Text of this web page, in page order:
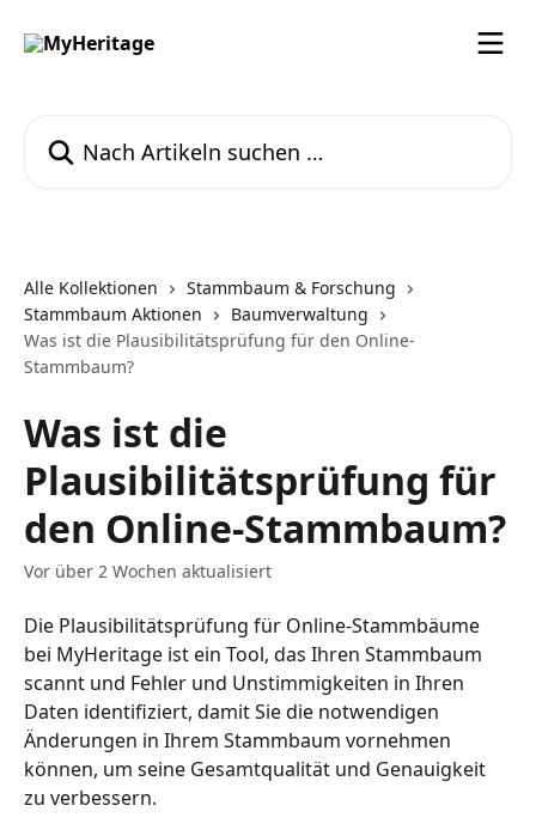
Alle Kollektionen
Stammbaum & Forschung
Stammbaum Aktionen
Baumverwaltung
Was ist die Plausibilitätsprüfung für den Online-
Stammbaum?
Was ist die
Plausibilitätsprüfung für
den Online-Stammbaum?
Vor über 2 Wochen aktualisiert
Die Plausibilitätsprüfung für Online-Stammbäume
bei MyHeritage ist ein Tool, das Ihren Stammbaum
scannt und Fehler und Unstimmigkeiten in Ihren
Daten identifiziert, damit Sie die notwendigen
Änderungen in Ihrem Stammbaum vornehmen
können, um seine Gesamtqualität und Genauigkeit
zu verbessern.